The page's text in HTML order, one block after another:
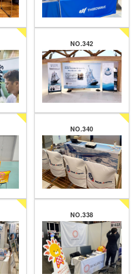
NO.342
NO.340
NO.338